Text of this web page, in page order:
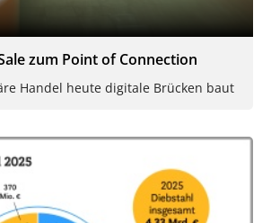
zum Point of Connection
Handel heute digitale Brücken baut